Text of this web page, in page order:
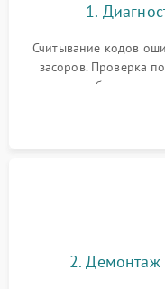
1.
Считывание кодов
засоров. Проверка
жалоб на
разбрызгивателей
2. Демонтаж